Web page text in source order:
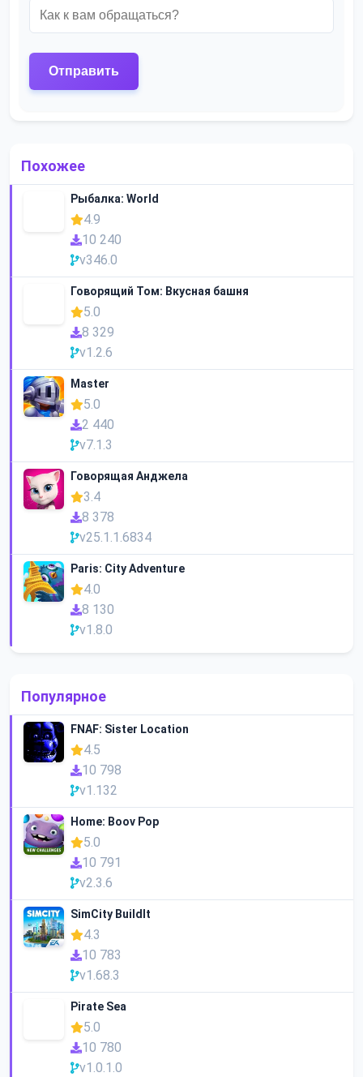
Похожее
Рыбалка: World
4.9
10 240
v346.0
Говорящий Том: Вкусная башня
5.0
8 329
v1.2.6
Master
5.0
2 440
v7.1.3
Говорящая Анджела
3.4
8 378
v25.1.1.6834
Paris: City Adventure
4.0
8 130
v1.8.0
Популярное
FNAF: Sister Location
4.5
10 798
v1.132
Home: Boov Pop
5.0
10 791
v2.3.6
SimCity BuildIt
4.3
10 783
v1.68.3
Pirate Sea
5.0
10 780
v1.0.1.0